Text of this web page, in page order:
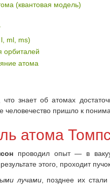
(квантовая модель)
ml, ms)
орбиталей
атома
что знает об атомах
человечество пришло к
атома
проводил опыт — в
этого, проходит
лучами, позднее их